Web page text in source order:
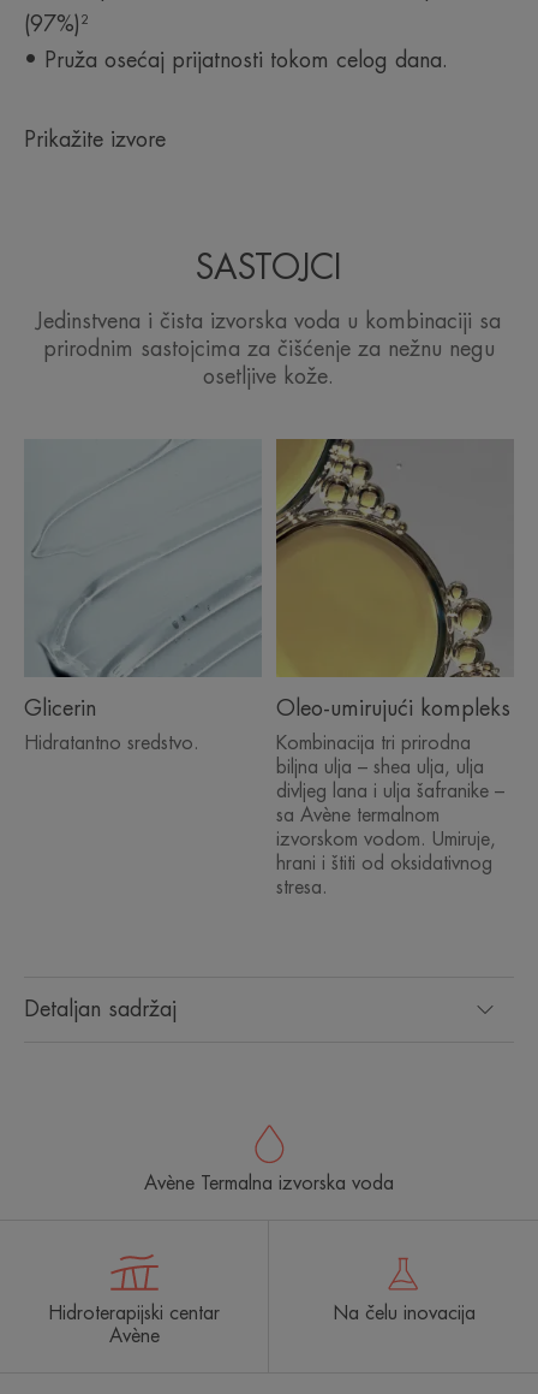
(97%)²
• Pruža osećaj prijatnosti tokom celog dana.
Prikažite izvore
SASTOJCI
Jedinstvena i čista izvorska voda u kombinaciji sa
prirodnim sastojcima za čišćenje za nežnu negu
osetljive kože.
Detaljan sadržaj
Glicerin
Hidratantno sredstvo.
Oleo-umirujući kompleks
Kombinacija tri prirodna
biljna ulja – shea ulja, ulja
divljeg lana i ulja šafranike –
sa Avène termalnom
izvorskom vodom. Umiruje,
hrani i štiti od oksidativnog
stresa.
Avène Termalna izvorska voda
Hidroterapijski centar
Avène
Na čelu inovacija